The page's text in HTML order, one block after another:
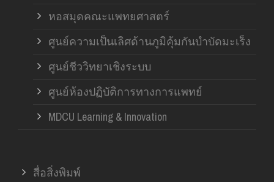
หอสมุดคณะแพทยศาสตร์
ศูนย์ความเป็นเลิศด้านภูมิคุ้มกันบำบัดมะเร็ง
ศูนย์ชีววิทยาเชิงระบบ
ศูนย์ห้องปฏิบัติการทางการแพทย์
MDCU Learning & Innovation
สื่อสิ่งพิมพ์